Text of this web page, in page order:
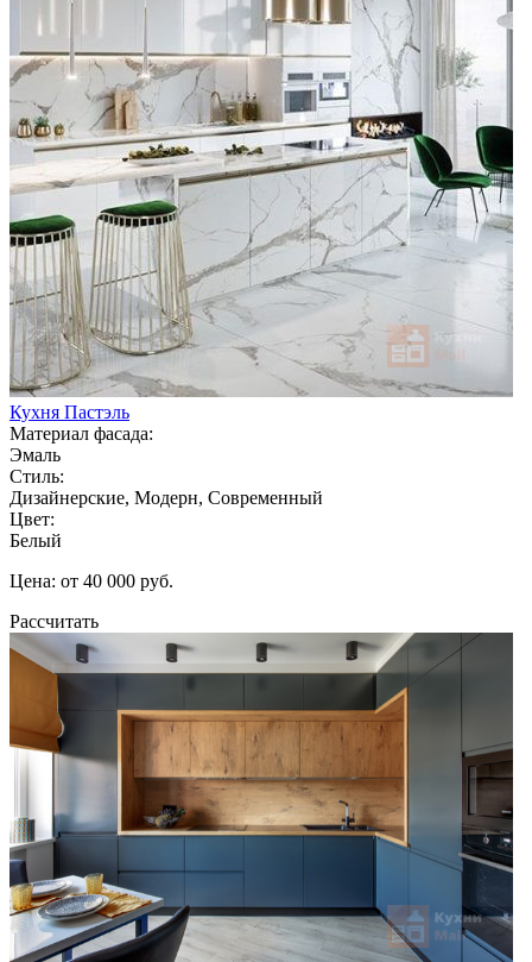
Кухня Пастэль
Материал фасада:
Эмаль
Стиль:
Дизайнерские, Модерн, Современный
Цвет:
Белый
Цена: от 40 000 руб.
Рассчитать